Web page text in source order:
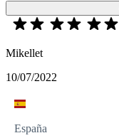
Mikellet
10/07/2022
España